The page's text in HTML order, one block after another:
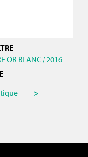
OR BLANC / 2016
>